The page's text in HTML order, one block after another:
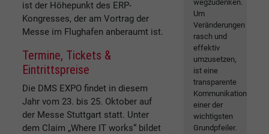
ist der Höhepunkt des ERP-
Kongresses, der am Vortrag der
Messe im Flughafen anberaumt ist.
Termine, Tickets &
Eintrittspreise
Die DMS EXPO findet in diesem
Jahr vom 23. bis 25. Oktober auf
der Messe Stuttgart statt. Unter
dem Claim „Where IT works“ bildet
wegzudenken.
Um
Veränderungen
rasch und
effektiv
umzusetzen,
ist eine
transparente
Kommunikation
einer der
wichtigsten
Grundpfeiler.